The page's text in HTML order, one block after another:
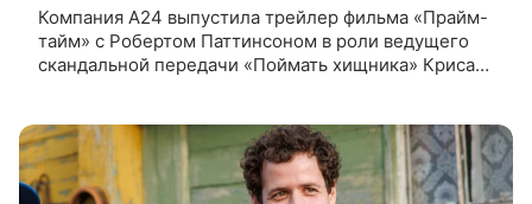
Компания A24 выпустила трейлер фильма «Прайм-
тайм» с Робертом Паттинсоном в роли ведущего
скандальной передачи «Поймать хищника» Криса